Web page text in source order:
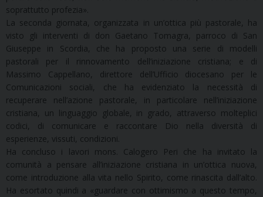
soprattutto profezia».
La seconda giornata, organizzata in un’ottica più pastorale, ha
visto gli interventi di don Gaetano Tomagra, parroco di San
Giuseppe in Scordia, che ha proposto una serie di modelli
pastorali per il rinnovamento dell’iniziazione cristiana; e di
Massimo Cappellano, direttore dell’Ufficio diocesano per le
Comunicazioni sociali, che ha evidenziato la necessità di
recuperare nell’azione pastorale, in particolare nell’iniziazione
cristiana, un linguaggio globale, in grado, attraverso molteplici
codici, di comunicare e raccontare Dio nella diversità di
esperienze, vissuti, condizioni.
Ha concluso i lavori mons. Calogero Peri che ha invitato la
comunità a pensare all’iniziazione cristiana in un’ottica nuova,
come introduzione alla vita nello Spirito, come rinascita dall’alto.
Ha esortato quindi a «guardare con ottimismo a questo tempo,